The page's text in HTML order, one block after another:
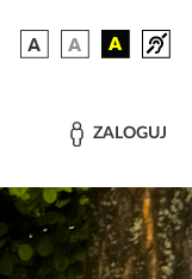
ZALOGUJ